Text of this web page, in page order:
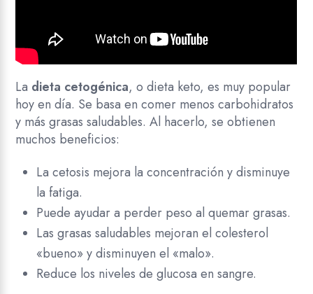
La dieta cetogénica, o dieta keto, es muy popular
hoy en día. Se basa en comer menos carbohidratos
y más grasas saludables. Al hacerlo, se obtienen
muchos beneficios:
La cetosis mejora la concentración y disminuye
la fatiga.
Puede ayudar a perder peso al quemar grasas.
Las grasas saludables mejoran el colesterol
«bueno» y disminuyen el «malo».
Reduce los niveles de glucosa en sangre.